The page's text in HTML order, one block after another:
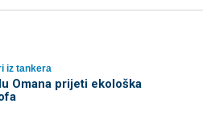
iz tankera
Omana prijeti ekološka